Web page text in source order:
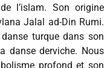
l’islam. Son origine
Jalal ad-Din Rumi.
turque dans son
danse derviche. Nous
profond et son